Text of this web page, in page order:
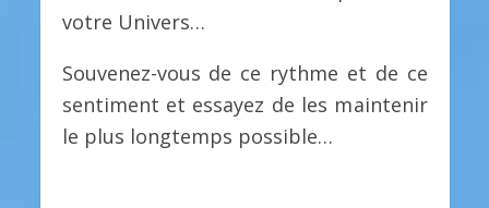
votre Univers…
Souvenez-vous de ce rythme et de ce
sentiment et essayez de les maintenir
le plus longtemps possible…